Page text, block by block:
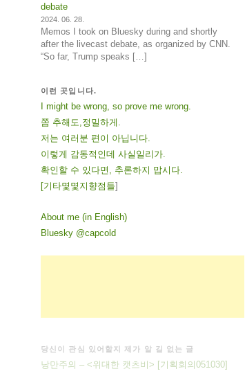
debate
2024. 06. 28.
Memos I took on Bluesky during and shortly
after the livecast debate, as organized by CNN.
“So far, Trump speaks […]
이런 곳입니다.
I might be wrong, so prove me wrong.
쫌 추해도,정밀하게.
저는 여러분 편이 아닙니다.
이렇게 감동적인데 사실일리가.
확인할 수 있다면, 추론하지 맙시다.
[기 타몇 몇 지 향점 들]
About me (in English)
Bluesky @capcold
당신이 관심 있어할지 제가 알 길 없는 글
낭만주의 – <위대한 캣츠비> [기획회의051030]